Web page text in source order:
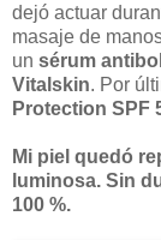
dejó actuar
masaje de
un sérum
Vitalskin. Por
Protection SPF
Mi piel quedó
luminosa. Sin
100 %.